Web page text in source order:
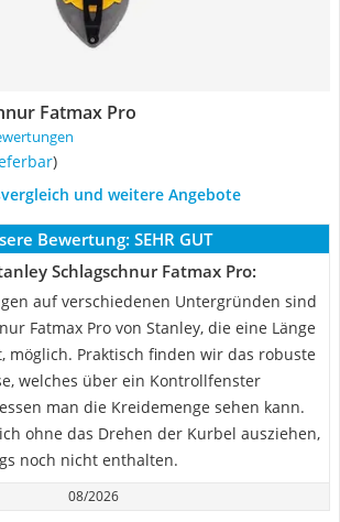
Fatmax Pro
)
und weitere Angebote
Bewertung: SEHR GUT
Schlagschnur Fatmax Pro:
auf verschiedenen Untergründen sind
Fatmax Pro von Stanley, die eine Länge
möglich. Praktisch finden wir das robuste
welches über ein Kontrollfenster
man die Kreidemenge sehen kann.
ohne das Drehen der Kurbel ausziehen,
noch nicht enthalten.
08/2026